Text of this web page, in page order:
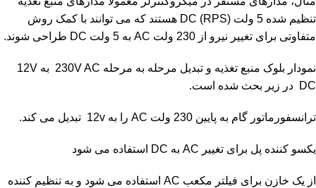
تنظیم شده 5 ولت DC (RPS) هستند که می توانند با کمک روش
متفاوتی برای تغییر نیرو از 230 ولت AC به 5 ولت DC طراحی شوند.
نمودار بلوک منبع
تغذیه و تبدیل مرحله به مرحله 230V AC به 12V
DC در زیر بحث شده است.
ترانسفورماتور گام به پایین 230 ولت AC را به 12v تبدیل می کند.
یکسو کننده پل برای تغییر AC به DC استفاده می شود
از یک خازن برای فیلتر مکعب AC استفاده می شود و به تنظیم کننده